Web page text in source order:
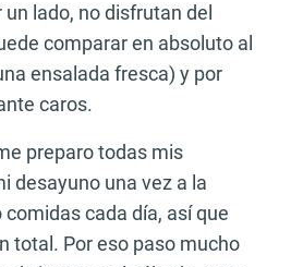
lado, no disfrutan del
comparar en absoluto al
ensalada fresca) y por
caros.
preparo todas mis
desayuno una vez a la
cada día, así que
total. Por eso paso mucho